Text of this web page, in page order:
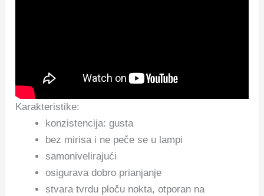
Karakteristike:
konzistencija: gusta
bez mirisa i ne peče se u lampi
samonivelirajući
osigurava dobro prianjanje
stvara tvrdu ploču nokta, otporan na